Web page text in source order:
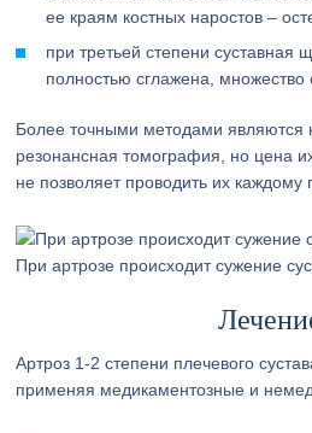
ее краям костных наростов –
при третьей степени суставная
полностью сглажена, множество
Более точными методами являются
резонансная томография, но цена
не позволяет проводить их каждому
При артрозе происходит сужение
Артроз 1-2 степени плечевого
применяя медикаментозные и